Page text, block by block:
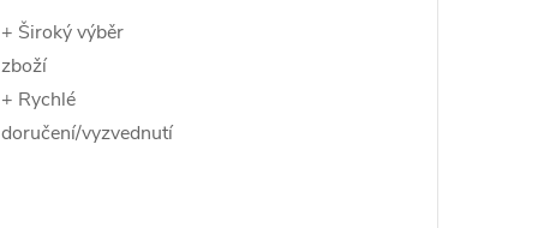
+ Široký výběr
zboží
+ Rychlé
doručení/vyzvednutí